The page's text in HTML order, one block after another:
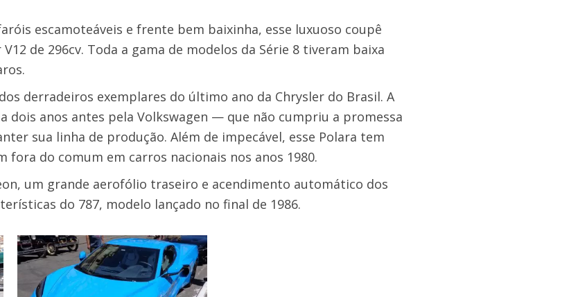
escamoteáveis e frente bem baixinha, esse luxuoso coupê
de 296cv. Toda a gama de modelos da Série 8 tiveram baixa
derradeiros exemplares do último ano da Chrysler do Brasil. A
dois anos antes pela Volkswagen — que não cumpriu a promessa
sua linha de produção. Além de impecável, esse Polara tem
fora do comum em carros nacionais nos anos 1980.
um grande aerofólio traseiro e acendimento automático dos
do 787, modelo lançado no final de 1986.